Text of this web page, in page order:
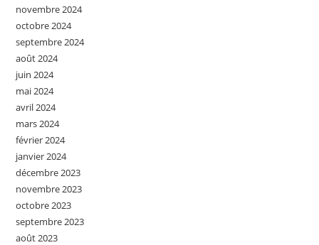
novembre 2024
octobre 2024
septembre 2024
août 2024
juin 2024
mai 2024
avril 2024
mars 2024
février 2024
janvier 2024
décembre 2023
novembre 2023
octobre 2023
septembre 2023
août 2023